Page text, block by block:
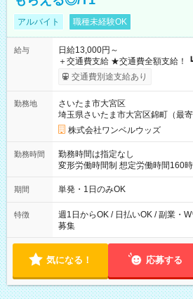
アルバイト 職種未経験OK
給与
日給13,000円～
＋交通費支給 ★交通費全額支給！ ┗案件により規定あり ★日払
いOK！（規定あり） ┗働いたその
ンビニATMから 日払い分を引き落とせます！
交通費別途支給あり
勤務地
さいたま市大宮区
埼玉県さいたま市大宮区錦町（最寄
株式会社ワンベルウッズ
勤務時間
勤務時間は指定なし
変形労働時間制 想定労働時間160時間/月 【シフト例】
～21：00
期間 単発・1日のみOK
特徴
週1日からOK / 日払いOK / 副業・
募集
気になる！ 応募する